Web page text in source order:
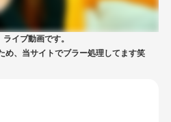
イブ動画です。
め、当サイトでブラー処理してます笑